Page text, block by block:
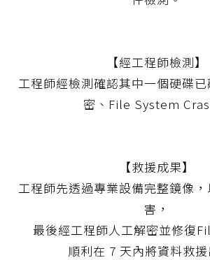
【經工程師檢測】
工程師經檢測確認其中一個硬碟
密、File System
【救援成果】
工程師先透過專業設備完整鏡像
害，
最後經工程師人工解密並修復
順利在 7 天內將資料救援